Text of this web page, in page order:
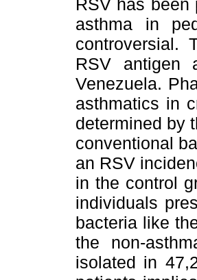
RSV has
asthma in
controversial.
RSV antigen
Venezuela.
asthmatics in
determined by
conventional
an RSV
in the control
individuals
bacteria like
the non-
isolated in